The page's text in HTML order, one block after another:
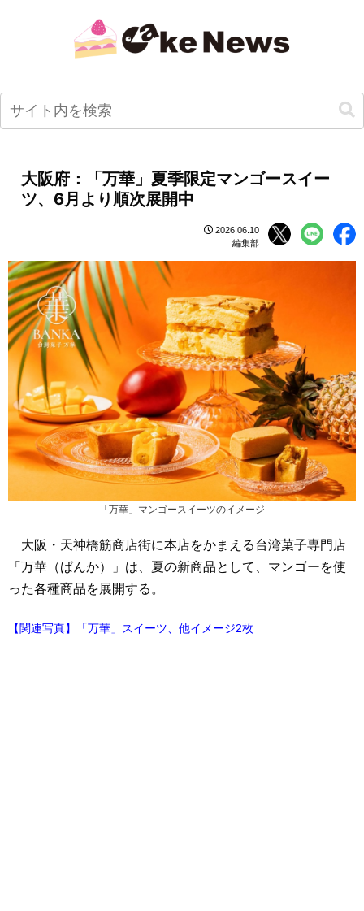
大阪府：「万華」夏季限定マンゴースイー
ツ、6月より順次展開中
2026.06.10
編集部
「万華」マンゴースイーツのイメージ
大阪・天神橋筋商店街に本店をかまえる台湾菓子専門店
「万華（ばんか）」は、夏の新商品として、マンゴーを使
った各種商品を展開する。
【関連写真】「万華」スイーツ、他イメージ2枚